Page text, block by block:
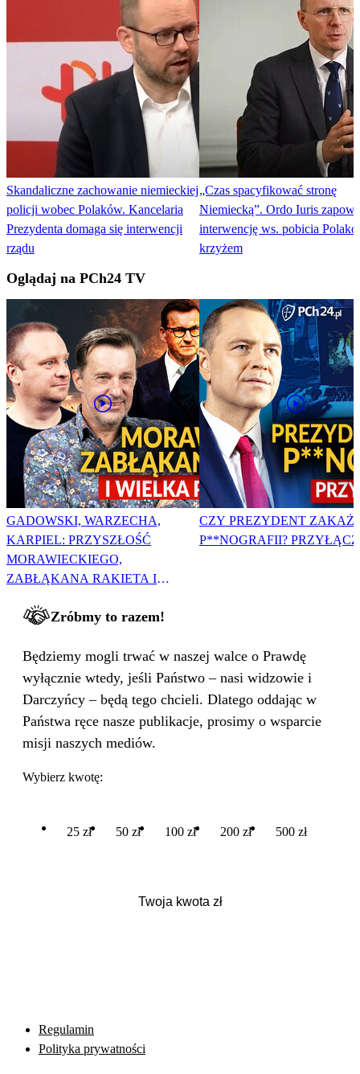
Skandaliczne zachowanie niemieckiej
policji wobec Polaków. Kancelaria
Prezydenta domaga się interwencji
rządu
„Czas spacyfikować stronę
Niemiecką”. Ordo Iuris
interwencję ws. pobicia
krzyżem
Oglądaj na PCh24 TV
GADOWSKI, WARZECHA,
KARPIEL: PRZYSZŁOŚĆ
MORAWIECKIEGO,
ZABŁĄKANA RAKIETA I
CZY PREZYDENT
P**NOGRAFII?
Zróbmy to razem!
Będziemy mogli trwać w naszej walce o Prawdę
wyłącznie wtedy, jeśli Państwo – nasi widzowie i
Darczyńcy – będą tego chcieli. Dlatego oddając w
Państwa ręce nasze publikacje, prosimy o wsparcie
misji naszych mediów.
Wybierz kwotę:
25 zł 50 zł 100 zł 200 zł 500 zł
Regulamin
Polityka prywatności